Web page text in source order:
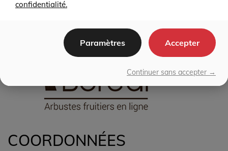
COORDONNÉES
confidentialité.
Paramètres Accepter
Continuer sans accepter →